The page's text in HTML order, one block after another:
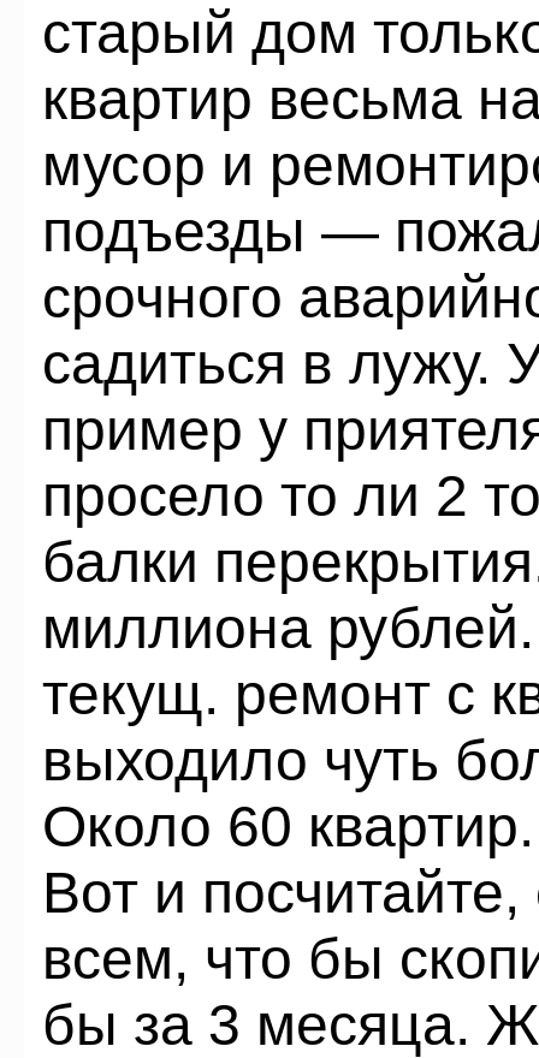
старый дом
квартир весьма
мусор и
подъезды —
срочного
садиться в лужу.
пример у
просело то ли 2
балки
миллиона
текущ. ремонт с
выходило чуть
Около 60
Вот и
всем, что бы
бы за 3 месяца.